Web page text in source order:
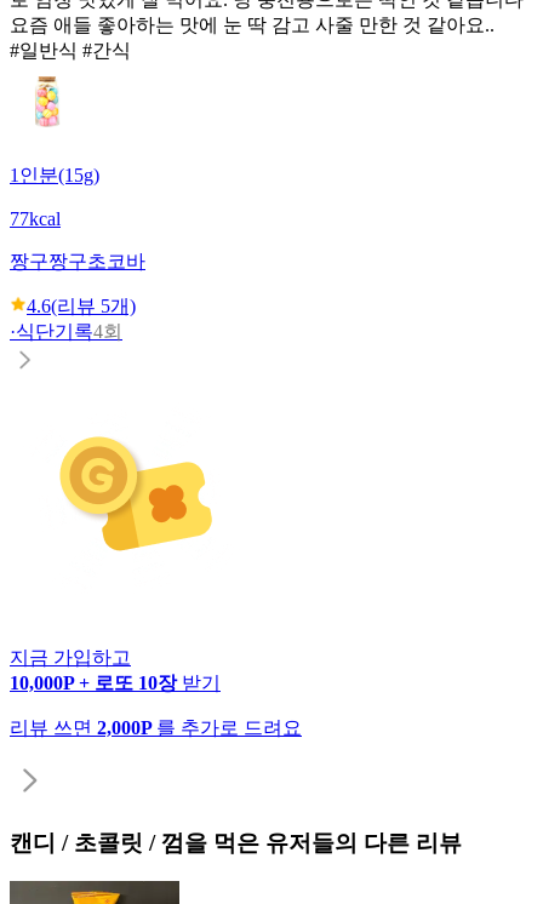
요즘 애들 좋아하는 맛에 눈 딱 감고 사줄 만한 것 같아요..
#일반식 #간식
1인분(15g)
77kcal
짱구짱구초코바
4.6(리뷰 5개)
·식단기록4회
지금 가입하고
10,000P + 로또 10장 받기
리뷰 쓰면 2,000P 를 추가로 드려요
캔디 / 초콜릿 / 껌을 먹은 유저들의 다른 리뷰